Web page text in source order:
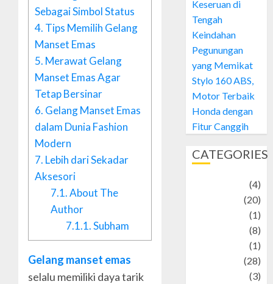
Sebagai Simbol Status
4. Tips Memilih Gelang
Manset Emas
5. Merawat Gelang
Manset Emas Agar
Tetap Bersinar
6. Gelang Manset Emas
dalam Dunia Fashion
Modern
7. Lebih dari Sekadar
Aksesori
7.1.About The
Author
7.1.1.Subham
Gelang manset emas
selalu memiliki daya tarik
Keseruan di
Tengah
Keindahan
Pegunungan
yang Memikat
Stylo 160 ABS,
Motor Terbaik
Honda dengan
Fitur Canggih
CATEGORIES
(4)
(20)
(1)
(8)
(1)
(28)
(3)